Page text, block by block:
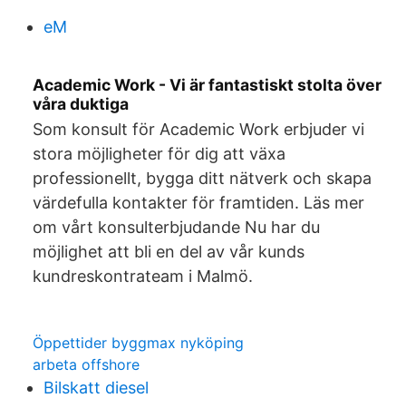
eM
Academic Work - Vi är fantastiskt stolta över
våra duktiga
Som konsult för Academic Work erbjuder vi
stora möjligheter för dig att växa
professionellt, bygga ditt nätverk och skapa
värdefulla kontakter för framtiden. Läs mer
om vårt konsulterbjudande Nu har du
möjlighet att bli en del av vår kunds
kundreskontrateam i Malmö.
Öppettider byggmax nyköping
arbeta offshore
Bilskatt diesel